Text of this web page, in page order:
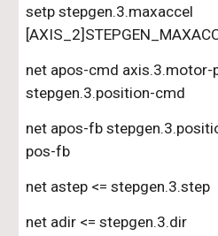
setp stepgen.3.maxaccel
net apos-cmd axis.3.motor-
stepgen.3.position-cmd
net apos-fb
pos-fb
net astep <= stepgen.3.step
net adir <= stepgen.3.dir